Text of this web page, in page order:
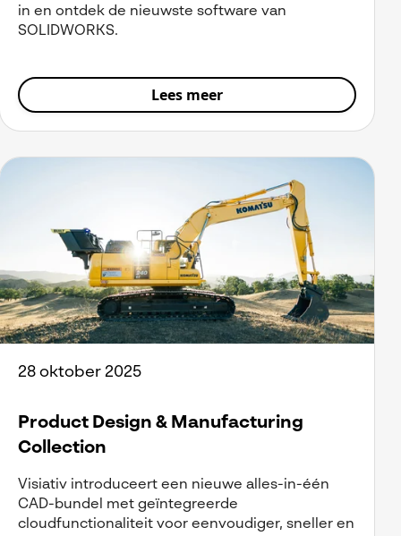
in en ontdek de nieuwste software van
SOLIDWORKS.
Lees meer
28 oktober 2025
Product Design & Manufacturing
Collection
Visiativ introduceert een nieuwe alles-in-één
CAD-bundel met geïntegreerde
cloudfunctionaliteit voor eenvoudiger, sneller en